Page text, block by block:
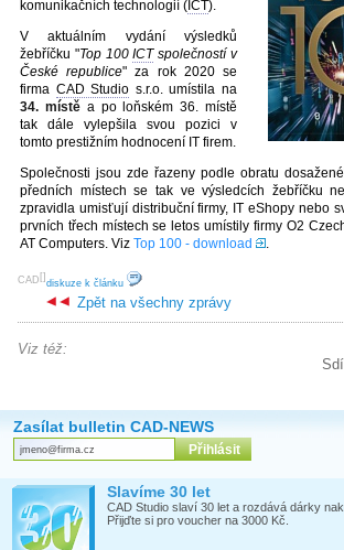
komunikačních technologií ( ICT).
V aktuálním vydání výsledků
žebříčku "Top 100ICTspolečností v
České republice" za rok 2020 se
firma CAD Studio s.r.o. umístila na
34. místěa po loňském 36. místě
tak dále vylepšila svou pozici v
tomto prestižním hodnocení IT firem.
Společnosti jsou zde řazeny podle obratu
předních místech se tak ve výsledcích žebříčku
zpravidla umisťují distribuční firmy, IT eShopy nebo
prvních třech místech se letos umístily firmy O2
AT Computers. Viz Top 100 - download .
[
CAD ]
diskuze k článku
Zpět na všechny zprávy
Viz též:
Zasílat bulletin CAD-NEWS
Slavíme 30 let
CAD Studio slaví 30 let a rozdává dárky
Přijďte si pro voucher na 3000 Kč.